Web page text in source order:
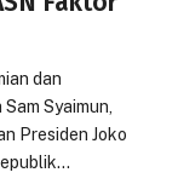
dan
Syaimun,
Presiden Joko